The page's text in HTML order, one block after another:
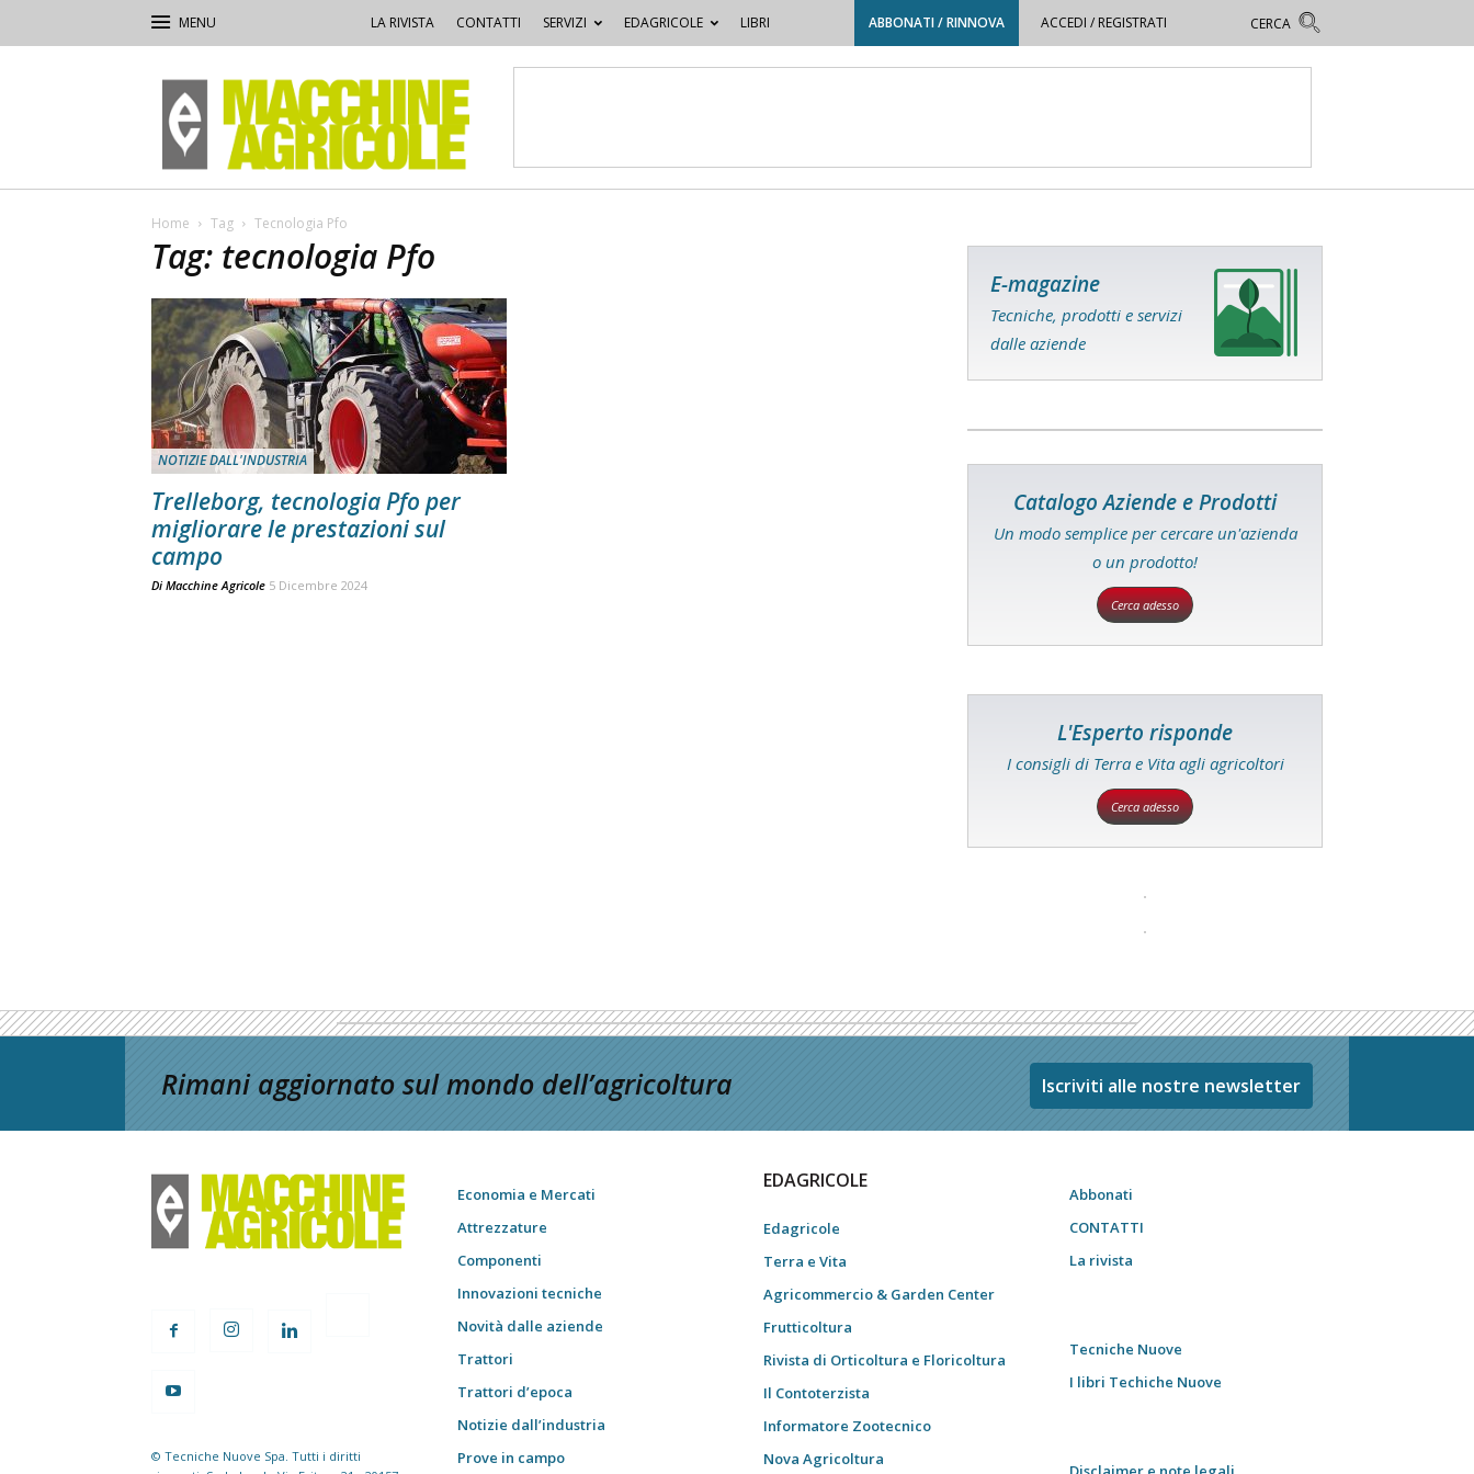
LA RIVISTA CONTATTI SERVIZI EDAGRICOLE LIBRI ABBONATI / RINNOVA ACCEDI / REGISTRATI
Macchine
Agricole
Home Tag Tecnologia Pfo
Tag: tecnologia Pfo
NOTIZIE DALL'INDUSTRIA
Trelleborg, tecnologia Pfo per
migliorare le prestazioni sul
campo
Di Macchine Agricole 5 Dicembre 2024
E-magazine
Tecniche, prodotti e servizi
dalle aziende
Catalogo Aziende e Prodotti
Un modo semplice per cercare un'azienda
o un prodotto!
Cerca adesso
L'Esperto risponde
I consigli di Terra e Vita agli agricoltori
Cerca adesso
Rimani aggiornato sul mondo dell’agricoltura Iscriviti alle nostre newsletter
© Tecniche Nuove Spa. Tutti i diritti
Economia e Mercati
Attrezzature
Componenti
Innovazioni tecniche
Novità dalle aziende
Trattori
Trattori d’epoca
Notizie dall’industria
Prove in campo
EDAGRICOLE
Edagricole
Terra e Vita
Agricommercio & Garden Center
Frutticoltura
Rivista di Orticoltura e Floricoltura
Il Contoterzista
Informatore Zootecnico
Nova Agricoltura
Abbonati
CONTATTI
La rivista
Tecniche Nuove
I libri Techiche Nuove